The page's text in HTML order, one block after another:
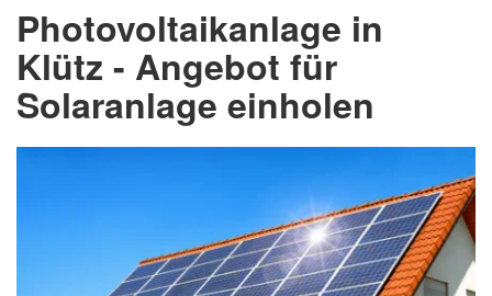
Photovoltaikanlage in
Klütz - Angebot für
Solaranlage einholen